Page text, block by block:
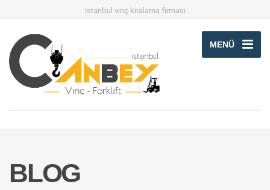
İstanbul vinç kiralama firması
MENÜ
BLOG